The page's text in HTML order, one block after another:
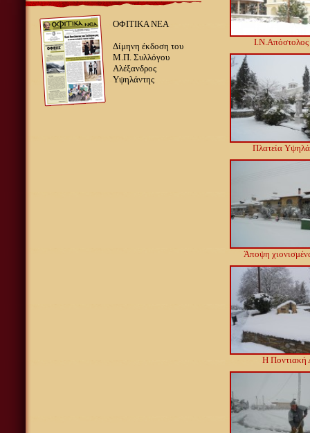
ΟΦΙΤΙΚΑ ΝΕΑ
Δίμηνη έκδοση του
Μ.Π. Συλλόγου
Αλέξανδρος
Υψηλάντης
Πλατεία
Άποψη
Η Ποντιακή